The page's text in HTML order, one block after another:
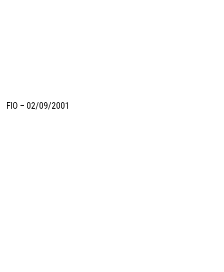
FIO – 02/09/2001